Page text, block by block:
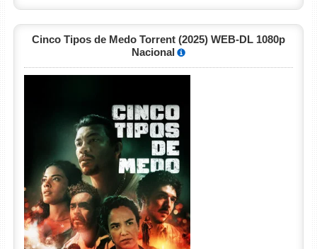
Cinco Tipos de Medo Torrent (2025) WEB-DL 1080p
Nacional